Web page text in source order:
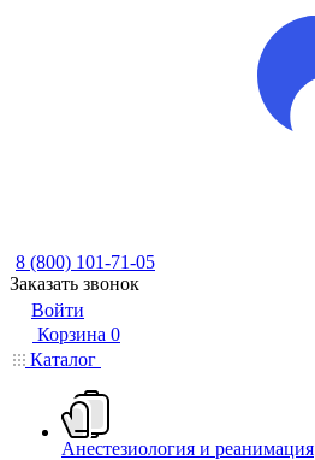
8 (800) 101-71-05
Заказать звонок
Войти
Корзина 0
Каталог
Анестезиология и реанимация